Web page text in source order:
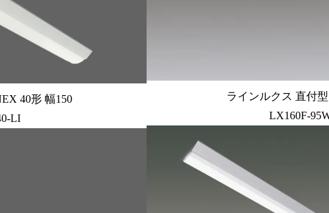
40形 幅150
LI
ラインルクス 直付
LX160F-